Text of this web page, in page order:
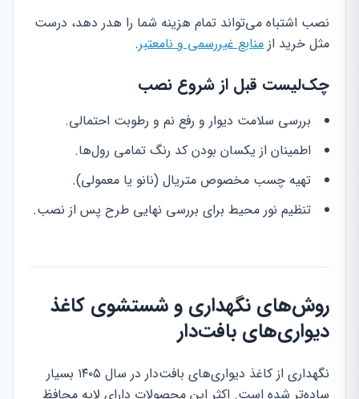
نصب اشتباه می‌تواند تمام هزینه شما را هدر دهد، درست
مثل خرید از منابع غیررسمی و نامعتبر.
چک‌لیست قبل از شروع نصب
بررسی سلامت دیوار و رفع نم و رطوبت احتمالی.
اطمینان از یکسان بودن کد رنگ تمامی رول‌ها.
تهیه چسب مخصوص متریال (نانو یا معمولی).
تنظیم نور محیط برای بررسی نهایی طرح پس از نصب.
روش‌های نگهداری و شستشوی کاغذ
دیواری‌های بافت‌دار
نگهداری از کاغذ دیواری‌های بافت‌دار در سال ۱۴۰۵ بسیار
ساده‌تر شده است. اکثر این محصولات دارای لایه محافظ